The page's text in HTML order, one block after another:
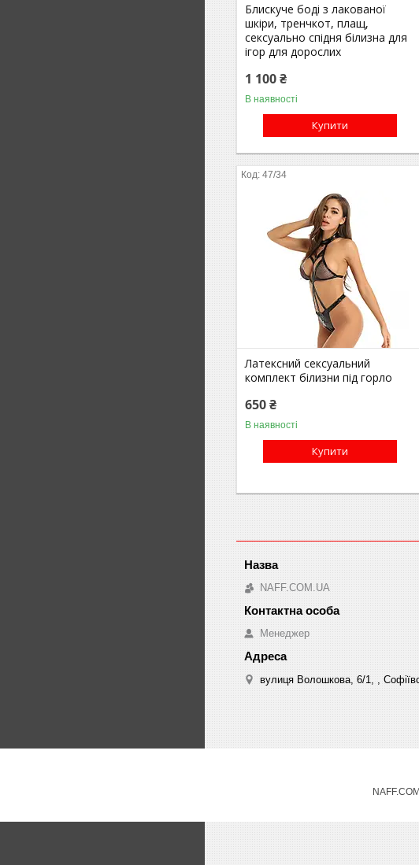
Блискуче боді з лакованої
шкіри, тренчкот, плащ,
сексуально спідня білизна для
ігор для дорослих
1 100 ₴
В наявності
Купити
47/34
Латексний сексуальний
комплект білизни під горло
650 ₴
В наявності
Купити
NAFF.COM.UA
Менеджер
вулиця Волошкова, 6/1, ,